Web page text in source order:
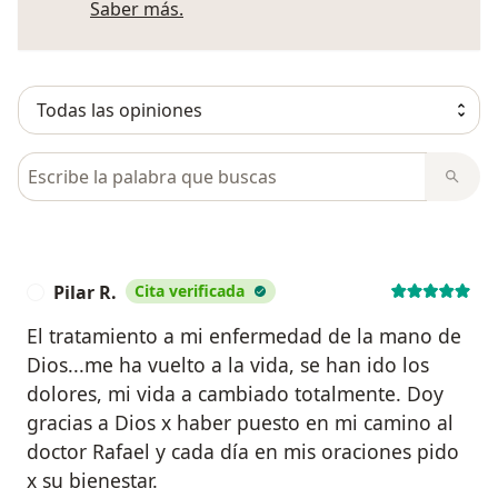
Saber más.
Busca en opiniones
Pilar R. Cita verificada
El tratamiento a mi enfermedad de la mano de
Dios...me ha vuelto a la vida, se han ido los
dolores, mi vida a cambiado totalmente. Doy
gracias a Dios x haber puesto en mi camino al
doctor Rafael y cada día en mis oraciones pido
x su bienestar.